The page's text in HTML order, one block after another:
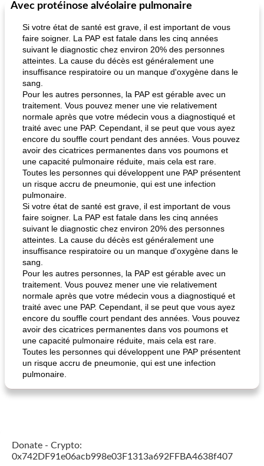
Avec protéinose alvéolaire pulmonaire
Si votre état de santé est grave, il est important de vous
faire soigner. La PAP est fatale dans les cinq années
suivant le diagnostic chez environ 20% des personnes
atteintes. La cause du décès est généralement une
insuffisance respiratoire ou un manque d'oxygène dans le
sang.
Pour les autres personnes, la PAP est gérable avec un
traitement. Vous pouvez mener une vie relativement
normale après que votre médecin vous a diagnostiqué et
traité avec une PAP. Cependant, il se peut que vous ayez
encore du souffle court pendant des années. Vous pouvez
avoir des cicatrices permanentes dans vos poumons et
une capacité pulmonaire réduite, mais cela est rare.
Toutes les personnes qui développent une PAP présentent
un risque accru de pneumonie, qui est une infection
pulmonaire.
Si votre état de santé est grave, il est important de vous
faire soigner. La PAP est fatale dans les cinq années
suivant le diagnostic chez environ 20% des personnes
atteintes. La cause du décès est généralement une
insuffisance respiratoire ou un manque d'oxygène dans le
sang.
Pour les autres personnes, la PAP est gérable avec un
traitement. Vous pouvez mener une vie relativement
normale après que votre médecin vous a diagnostiqué et
traité avec une PAP. Cependant, il se peut que vous ayez
encore du souffle court pendant des années. Vous pouvez
avoir des cicatrices permanentes dans vos poumons et
une capacité pulmonaire réduite, mais cela est rare.
Toutes les personnes qui développent une PAP présentent
un risque accru de pneumonie, qui est une infection
pulmonaire.
Donate - Crypto:
0x742DF91e06acb998e03F1313a692FFBA4638f407